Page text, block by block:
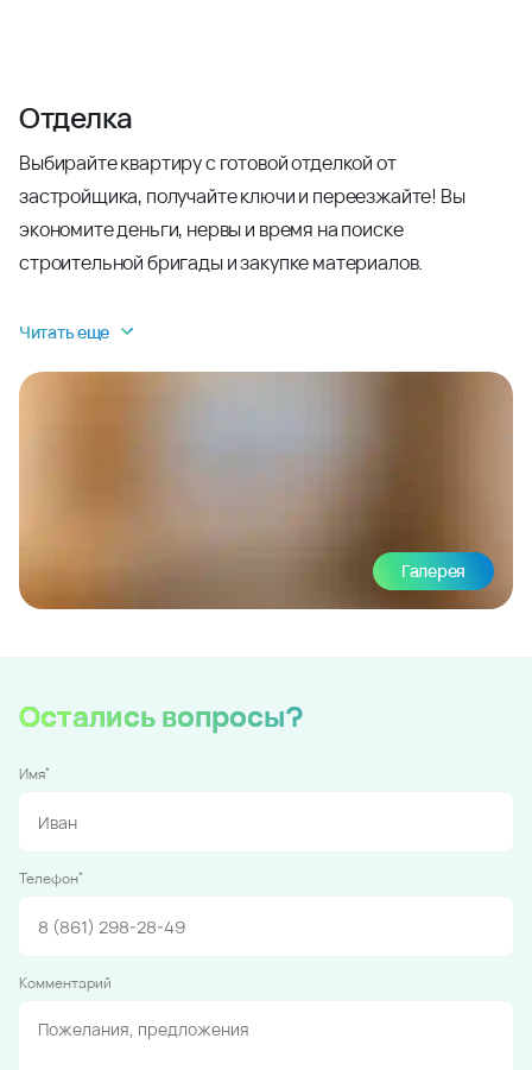
Отделка
Выбирайте квартиру с готовой отделкой от
застройщика, получайте ключи и переезжайте! Вы
экономите деньги, нервы и время на поиске
строительной бригады и закупке материалов.
Читать еще
Галерея
Остались вопросы?
Имя*
Телефон*
Комментарий